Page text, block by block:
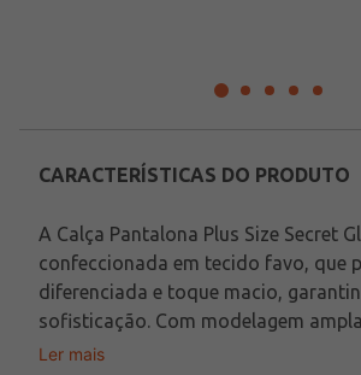
CARACTERÍSTICAS DO PRODUTO
A Calça Pantalona Plus Size Secret
confeccionada em tecido favo, que
diferenciada e toque macio,
sofisticação. Com modelagem
valoriza a silhueta e oferece leveza e
Ler mais